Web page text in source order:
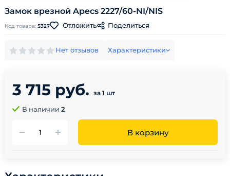
Замок врезной Apecs 2227/60-NI/NIS
Код товара: 5327 Отложить Поделиться
Нет отзывов Характеристики
3 715 руб. за 1 шт
В наличии 2
В корзину